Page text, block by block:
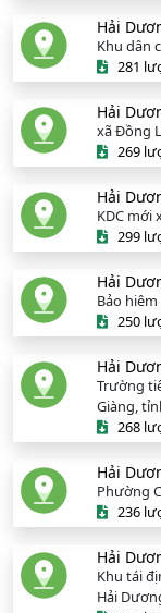
Hải
Khu dân
281
Hải
xã Đồng
269
Hải
KDC mới
299
Hải
Bảo
250
Hải
Trường
Giàng,
268
Hải
Phường
236
Hải
Khu tái
Hải